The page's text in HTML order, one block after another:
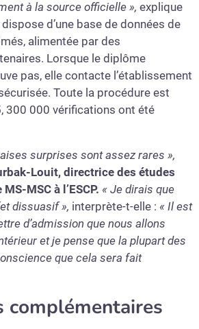
à la source officielle », explique
d’une base de données de
alimentée par des
Lorsque le diplôme
pas, elle contacte l’établissement
Toute la procédure est
300 000 vérifications ont été
surprises sont assez rares »,
Louit, directrice des études
MSC à l’ESCP. « Je dirais que
dissuasif », interprète-t-elle : « Il est
d’admission que nous allons
et je pense que la plupart des
que cela sera fait
complémentaires